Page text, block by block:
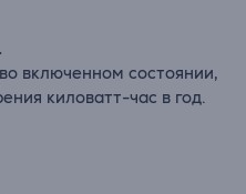
включенном состоянии,
киловатт-час в год.